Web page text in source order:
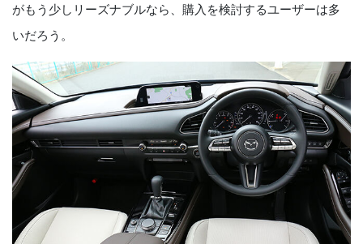
がもう少しリーズナブルなら、購入を検討するユーザーは多
いだろう。